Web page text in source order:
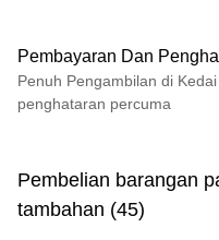
Pembayaran Dan
Penuh Pengambilan di
penghataran percuma
Kad Kredit (Bayaran Penuh)
Pengambilan di Kedai
Pembelian barangan
tambahan (45)